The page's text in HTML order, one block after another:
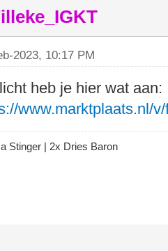
2023, 10:17 PM
heb je hier wat aan:
www.marktplaats.nl/
Stinger | 2x Dries Baron